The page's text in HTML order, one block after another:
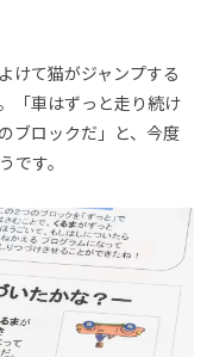
けて猫がジャンプする
「車はずっと走り続け
ブロックだ」と、今度
です。